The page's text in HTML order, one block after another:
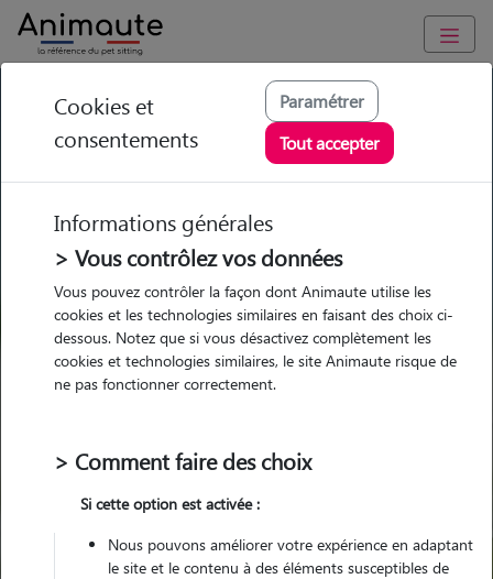
GARDE ANIMAUX à Roissy-en-France : Garde chien et chat en
famille ou à domicile, visites et promenades
Trouvez une garde animaux à
Roissy-en-France
Parmi nos 2 pet-sitters à Roissy-
en-France
Cookies et
consentements
Paramétrer
Tout accepter
Informations générales
> Vous contrôlez vos données
Vous pouvez contrôler la façon dont Animaute utilise les
cookies et les technologies similaires en faisant des choix ci-
dessous. Notez que si vous désactivez complètement les
cookies et technologies similaires, le site Animaute risque de
ne pas fonctionner correctement.
> Comment faire des choix
Si cette option est activée :
Nous pouvons améliorer votre expérience en adaptant
le site et le contenu à des éléments susceptibles de